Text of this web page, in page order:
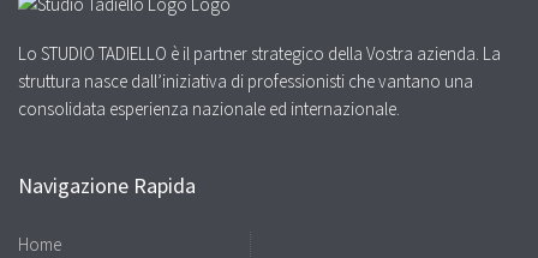
Lo STUDIO TADIELLO è il partner strategico della Vostra azienda. La
struttura nasce dall’iniziativa di professionisti che vantano una
consolidata esperienza nazionale ed internazionale.
Navigazione Rapida
Home